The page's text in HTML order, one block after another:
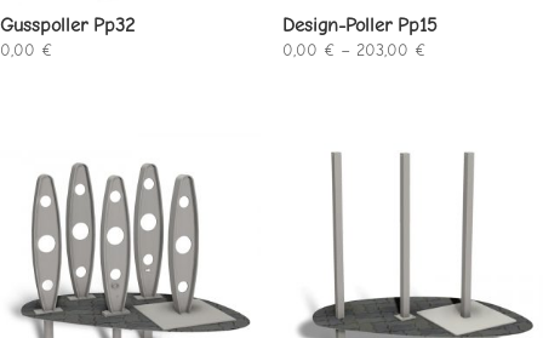
Gusspoller Pp32
0,00 €
Design-Poller Pp15
0,00 € – 203,00 €Preisspanne: